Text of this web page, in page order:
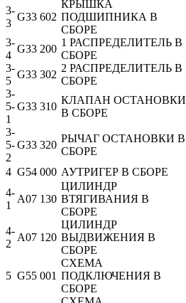
3-
3
G33 602
КРЫШКА
ПОДШИПНИКА В
СБОРЕ
3-
4
G33 200
1 РАСПРЕДЕЛИТЕЛЬ В
СБОРЕ
3-
5
G33 302
2 РАСПРЕДЕЛИТЕЛЬ В
СБОРЕ
3-
5-
1
G33 310
КЛАПАН ОСТАНОВКИ
В СБОРЕ
3-
5-
2
G33 320
РЫЧАГ ОСТАНОВКИ В
СБОРЕ
4 G54 000 АУТРИГЕР В СБОРЕ
4-
1
A07 130
ЦИЛИНДР
ВТЯГИВАНИЯ В
СБОРЕ
4-
2
A07 120
ЦИЛИНДР
ВЫДВИЖЕНИЯ В
СБОРЕ
5 G55 001
СХЕМА
ПОДКЛЮЧЕНИЯ В
СБОРЕ